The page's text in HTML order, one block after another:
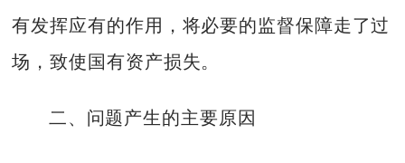
有发挥应有的作用，将必要的监督保障走了过
场，致使国有资产损失。
二、问题产生的主要原因